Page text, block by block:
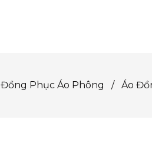
Đồng Phục Áo Phông / Áo